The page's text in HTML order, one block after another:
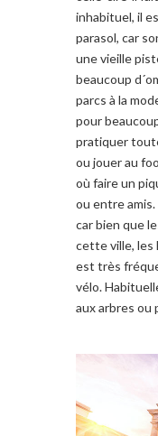
inhabituel, il
parasol, car
une vieille
beaucoup
parcs à la
pour
pratiquer
ou jouer au
où faire un
ou entre
car bien que
cette ville, les
est très
vélo.
aux arbres ou